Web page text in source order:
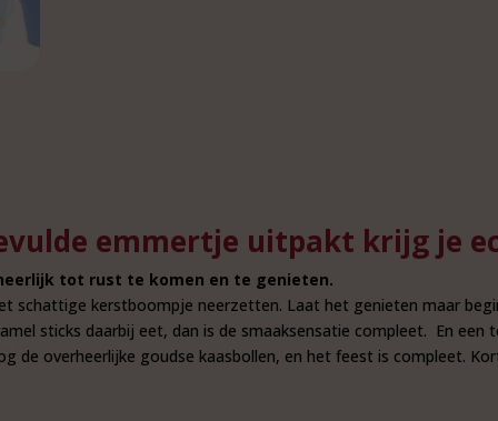
emmertje uitpakt krijg je
tot rust te komen en te genieten.
schattige kerstboompje neerzetten. Laat het genieten maar
sticks daarbij eet, dan is de smaaksensatie compleet. En
de overheerlijke goudse kaasbollen, en het feest is compleet.